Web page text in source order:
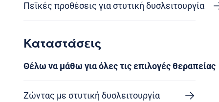
Πεϊκές προθέσεις για στυτική δυσλειτουργία
Καταστάσεις
Θέλω να μάθω για όλες τις επιλογές θεραπείας
Ζώντας με στυτική δυσλειτουργία